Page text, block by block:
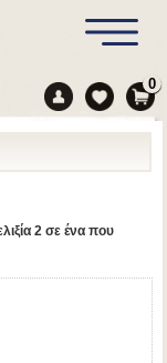
0
2 σε ένα που